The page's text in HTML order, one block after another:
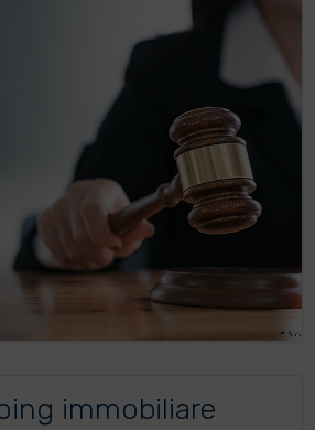
immobiliare